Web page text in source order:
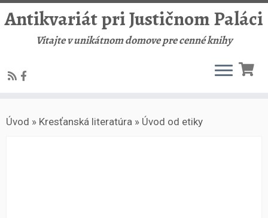
to
Antikvariát pri Justičnom Paláci
Vitajte v unikátnom domove pre cenné knihy
Úvod » Kresťanská literatúra » Úvod od etiky